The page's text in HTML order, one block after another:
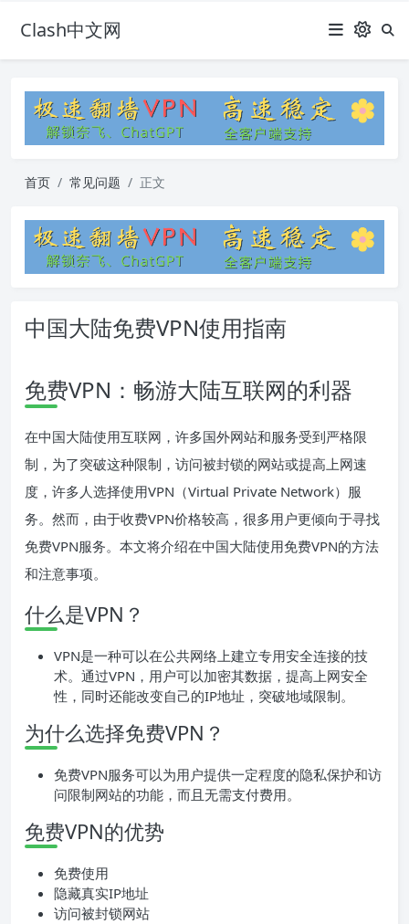
Clash中文网
首页 常见问题 正文
中国大陆免费VPN使用指南
免费VPN：畅游大陆互联网的利器
在中国大陆使用互联网，许多国外网站和服务受到严格限
制，为了突破这种限制，访问被封锁的网站或提高上网速
度，许多人选择使用VPN（Virtual Private Network）服
务。然而，由于收费VPN价格较高，很多用户更倾向于寻找
免费VPN服务。本文将介绍在中国大陆使用免费VPN的方法
和注意事项。
什么是VPN？
VPN是一种可以在公共网络上建立专用安全连接的技
术。通过VPN，用户可以加密其数据，提高上网安全
性，同时还能改变自己的IP地址，突破地域限制。
为什么选择免费VPN？
免费VPN服务可以为用户提供一定程度的隐私保护和访
问限制网站的功能，而且无需支付费用。
免费VPN的优势
免费使用
隐藏真实IP地址
访问被封锁网站